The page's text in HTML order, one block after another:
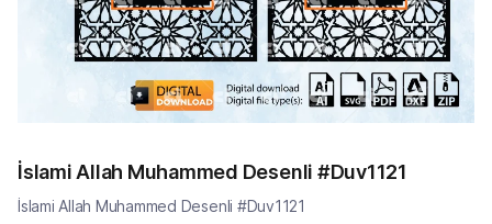
İslami Allah Muhammed Desenli #Duv1121
İslami Allah Muhammed Desenli #Duv1121